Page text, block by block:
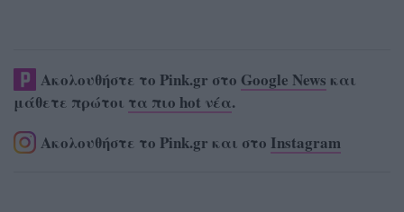
Ακολουθήστε το Pink.gr στο Google News και
μάθετε πρώτοι τα πιο hot νέα.
Ακολουθήστε το Pink.gr και στο Instagram